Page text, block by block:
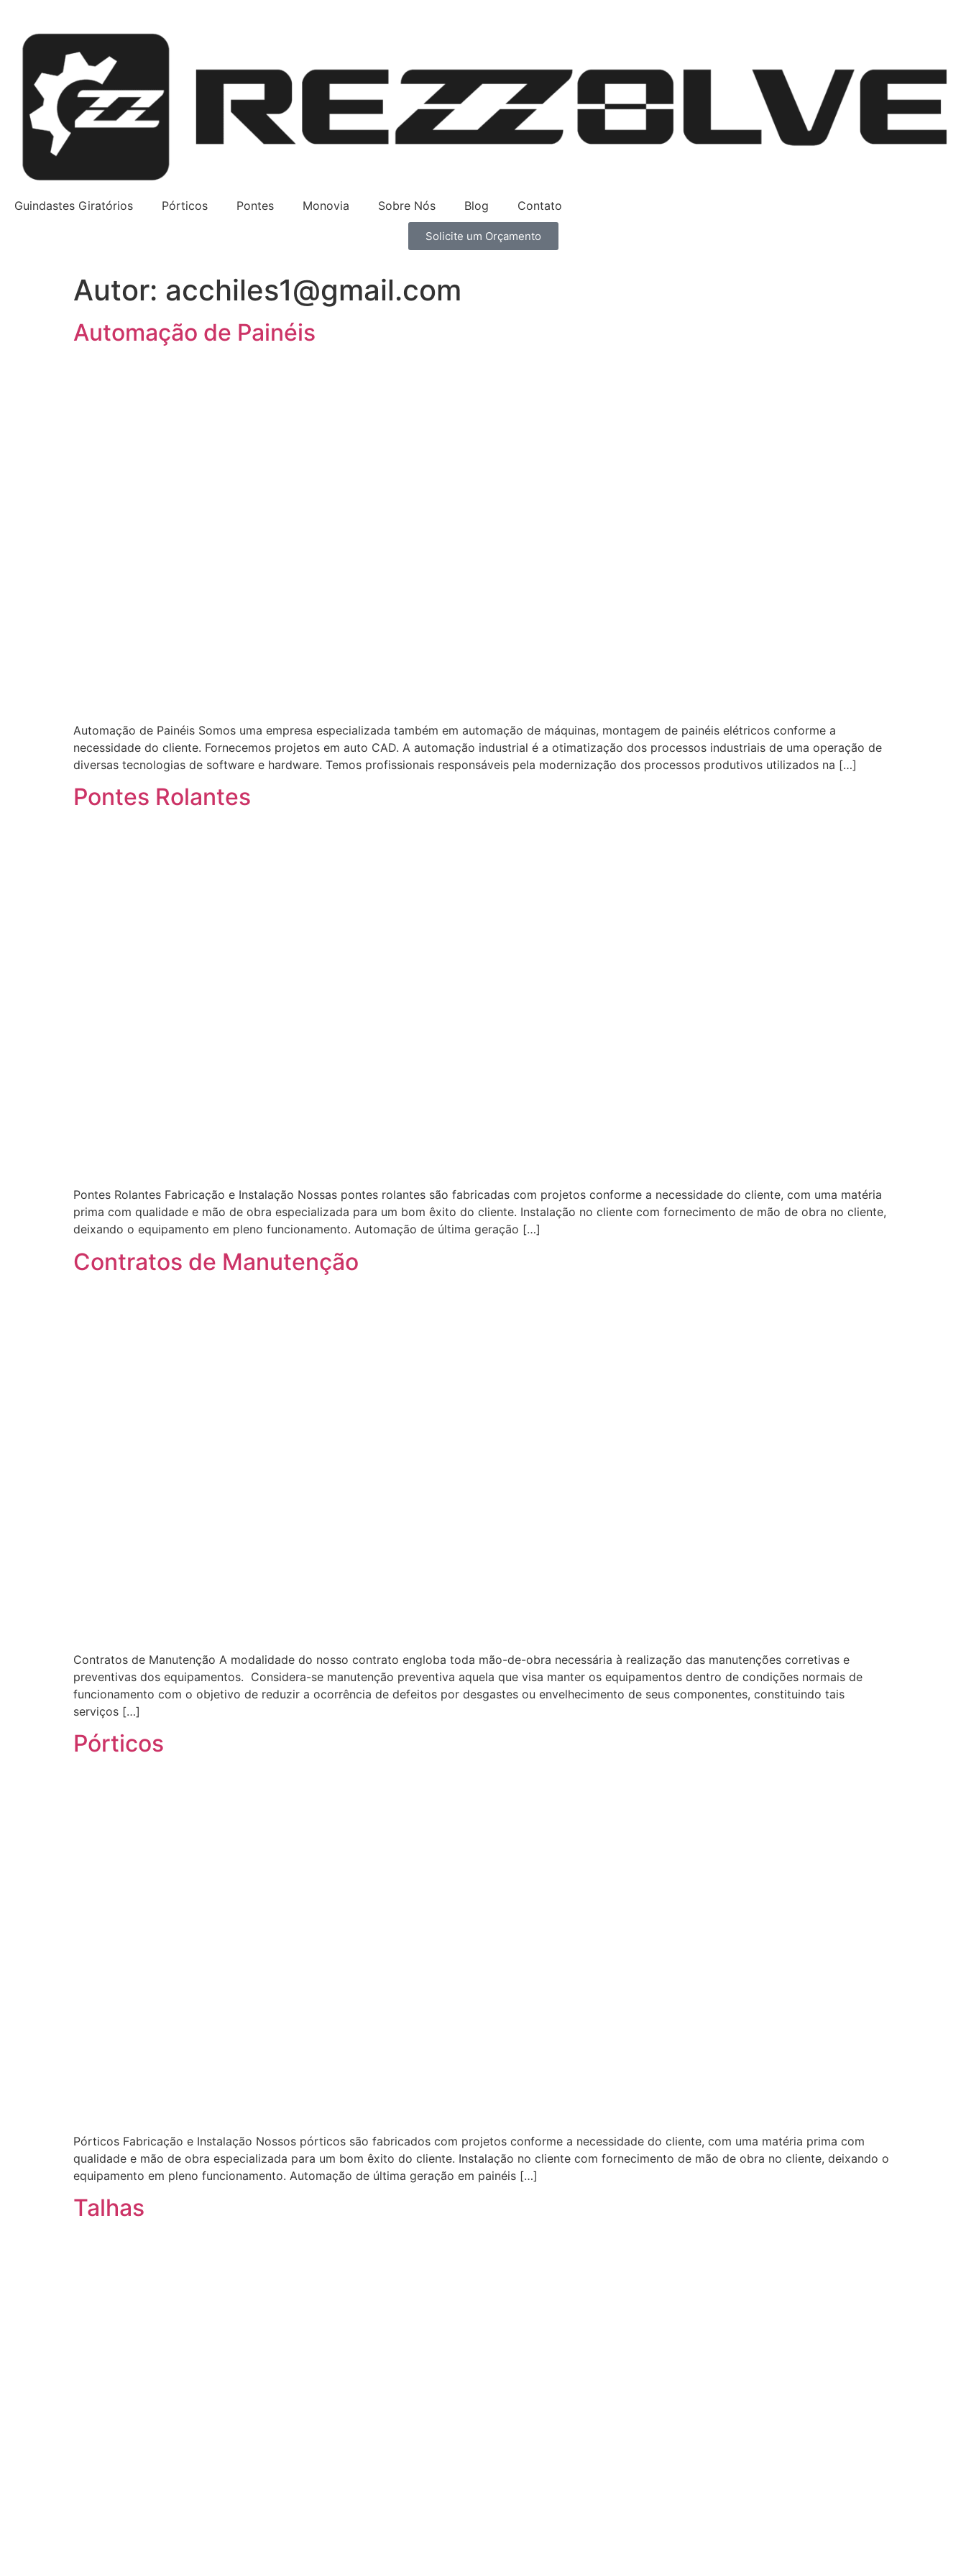
Guindastes Giratórios Pórticos Pontes Monovia Sobre Nós Blog Contato
Solicite um Orçamento
Autor: acchiles1@gmail.com
Automação de Painéis
Automação de Painéis Somos uma empresa especializada também em automação de máquinas, montagem de painéis elétricos conforme a
necessidade do cliente. Fornecemos projetos em auto CAD. A automação industrial é a otimatização dos processos industriais de uma operação de
diversas tecnologias de software e hardware. Temos profissionais responsáveis pela modernização dos processos produtivos utilizados na […]
Pontes Rolantes
Pontes Rolantes Fabricação e Instalação Nossas pontes rolantes são fabricadas com projetos conforme a necessidade do cliente, com uma matéria
prima com qualidade e mão de obra especializada para um bom êxito do cliente. Instalação no cliente com fornecimento de mão de obra no cliente,
deixando o equipamento em pleno funcionamento. Automação de última geração […]
Contratos de Manutenção
Contratos de Manutenção A modalidade do nosso contrato engloba toda mão-de-obra necessária à realização das manutenções corretivas e
preventivas dos equipamentos. Considera-se manutenção preventiva aquela que visa manter os equipamentos dentro de condições normais de
funcionamento com o objetivo de reduzir a ocorrência de defeitos por desgastes ou envelhecimento de seus componentes, constituindo tais
serviços […]
Pórticos
Pórticos Fabricação e Instalação Nossos pórticos são fabricados com projetos conforme a necessidade do cliente, com uma matéria prima com
qualidade e mão de obra especializada para um bom êxito do cliente. Instalação no cliente com fornecimento de mão de obra no cliente, deixando o
equipamento em pleno funcionamento. Automação de última geração em painéis […]
Talhas